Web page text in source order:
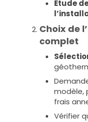
Étude
Choix de
complet
modèle,
frais
Vérifier